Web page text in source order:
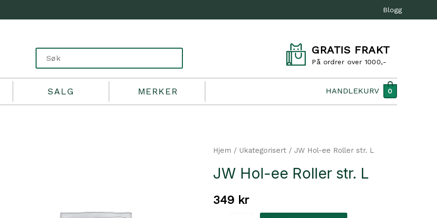
Blogg
GRATIS FRAKT
På ordrer over 1000,-
SALG MERKER HANDLEKURV 0
Hjem / Ukategorisert / JW Hol-ee Roller str. L
JW Hol-ee Roller str. L
349 kr